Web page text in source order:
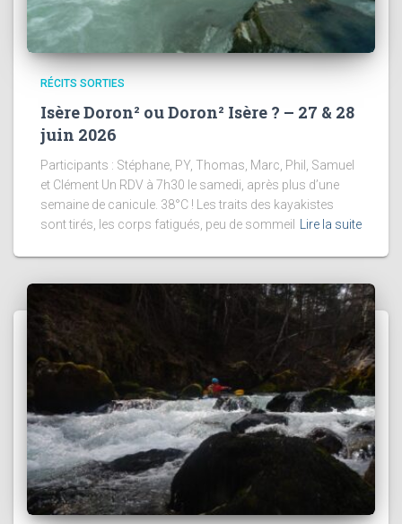
RÉCITS SORTIES
Isère Doron² ou Doron² Isère ? – 27 & 28
juin 2026
Participants : Stéphane, PY, Thomas, Marc, Phil, Samuel
et Clément Un RDV à 7h30 le samedi, après plus d’une
semaine de canicule. 38°C ! Les traits des kayakistes
sont tirés, les corps fatigués, peu de sommeil
Lire la suite